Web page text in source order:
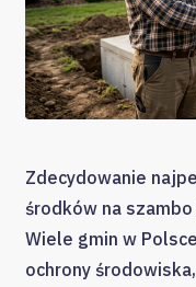
Zdecydowanie
środków na
Wiele gmin w
ochrony